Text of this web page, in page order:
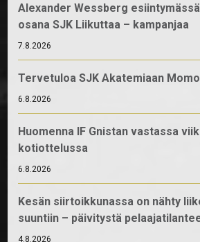
Alexander Wessberg
osana SJK Liikuttaa – kampanjaa
7.8.2026
Tervetuloa SJK Akatemiaan
6.8.2026
Huomenna IF Gnistan vastassa
kotiottelussa
6.8.2026
Kesän siirtoikkunassa on nähty
suuntiin – päivitystä
4.8.2026